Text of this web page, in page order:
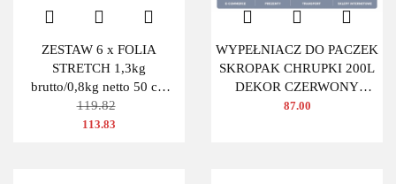
ZESTAW 6 x FOLIA
STRETCH 1,3kg
brutto/0,8kg netto 50 cm
CZARNA
119.82
113.83
WYPEŁNIACZ DO PACZEK
SKROPAK CHRUPKI 200L
DEKOR CZERWONY
OWAL
87.00